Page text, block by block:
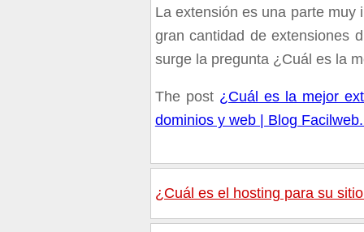
La extensión es una parte
gran cantidad de extensiones
surge la pregunta ¿Cuál es la
The post ¿Cuál es la mejor
dominios y web | Blog
¿Cuál es el hosting para su